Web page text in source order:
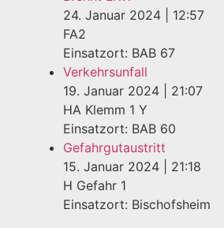
24. Januar 2024
12:57
FA2
Einsatzort: BAB 67
Verkehrsunfall
19. Januar 2024
21:07
HA Klemm 1 Y
Einsatzort: BAB 60
Gefahrgutaustritt
15. Januar 2024
21:18
H Gefahr 1
Einsatzort: Bischofsheim